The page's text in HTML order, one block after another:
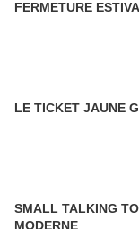
FERMETURE
LE TICKET JAUNE
SMALL TALKING
MODERNE